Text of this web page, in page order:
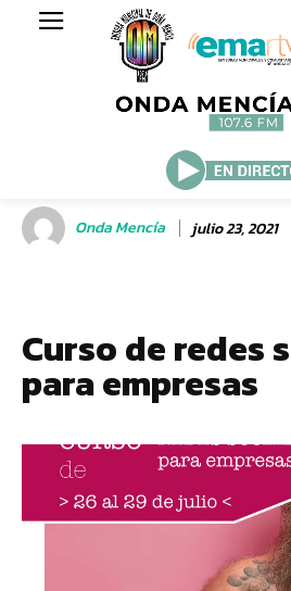
Onda Mencía julio 23, 2021
Curso de redes
para empresas